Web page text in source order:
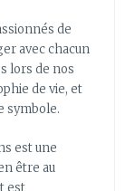
de
avec chacun
lors de nos
de vie, et
symbole.
est une
être au
est